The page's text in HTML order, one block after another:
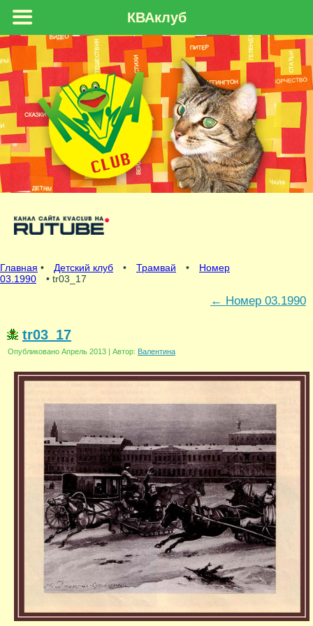
Главная • Детский клуб • Трамвай •
Номер
03.1990
• tr03_17
← Номер 03.1990
tr03_17
Опубликовано Апрель 2013 | Автор: Валентина
КВАклуб